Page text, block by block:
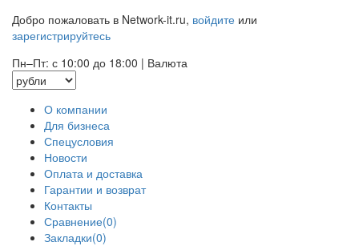
Добро пожаловать в Network-it.ru, войдите или
зарегистрируйтесь
Пн–Пт: с 10:00 до 18:00 | Валюта
О компании
Для бизнеса
Спецусловия
Новости
Оплата и доставка
Гарантии и возврат
Контакты
Сравнение(0)
Закладки(0)